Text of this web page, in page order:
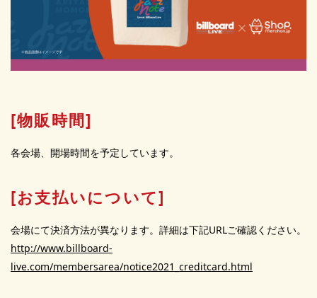
[物販時間]
各会場、開場時間を予定しています。
[お支払いについて]
会場にて決済方法が異なります。詳細は下記URLご確認ください。
http://www.billboard-
live.com/membersarea/notice2021_creditcard.html